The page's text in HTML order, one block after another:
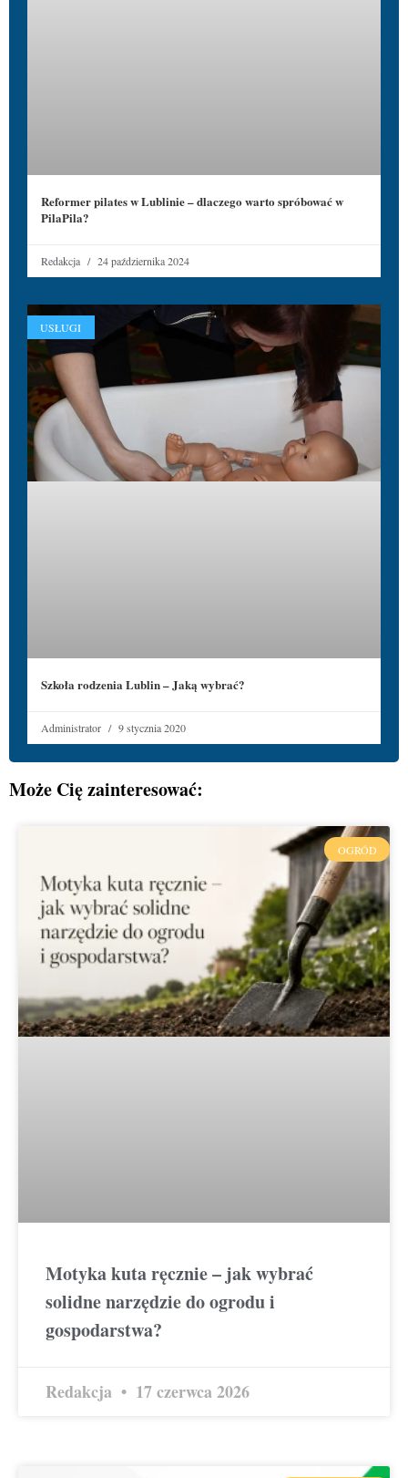
Reformer pilates w Lublinie – dlaczego warto spróbować w
PilaPila?
Redakcja 24 października 2024
USŁUGI
Szkoła rodzenia Lublin – Jaką wybrać?
Administrator 9 stycznia 2020
Może Cię zainteresować:
OGRÓD
Motyka kuta ręcznie – jak wybrać
solidne narzędzie do ogrodu i
gospodarstwa?
Redakcja 17 czerwca 2026